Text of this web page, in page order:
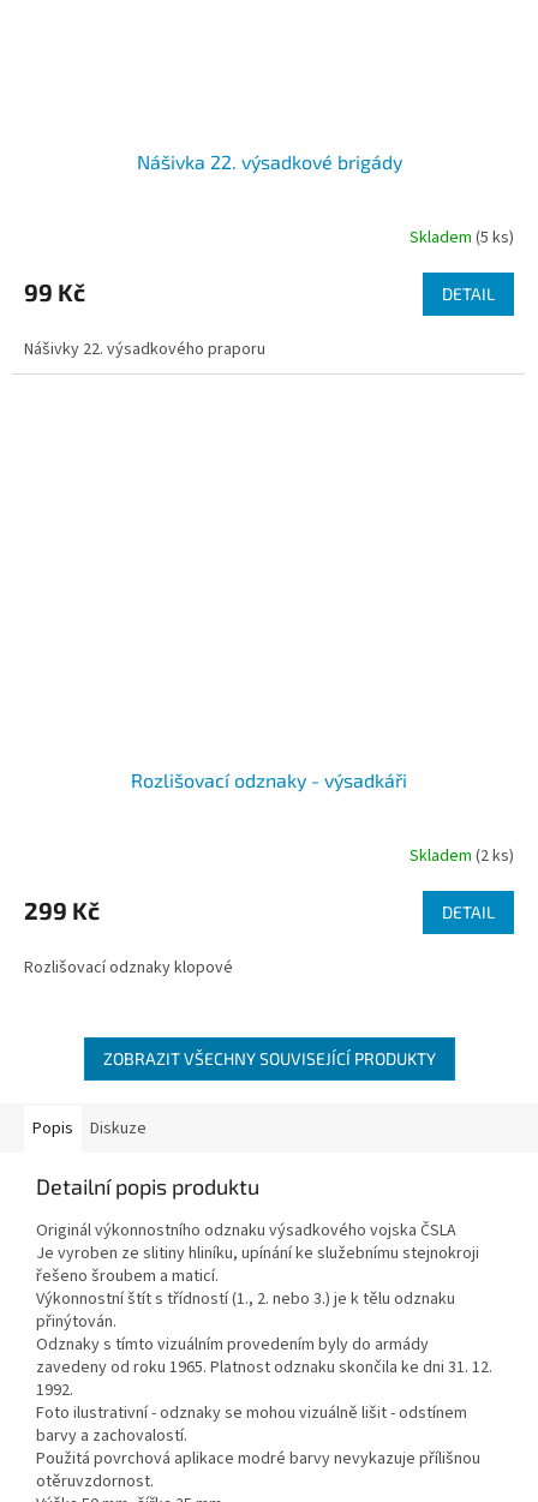
Nášivka 22. výsadkové brigády
Skladem (5 ks)
99 Kč DETAIL
Nášivky 22. výsadkového praporu
Rozlišovací odznaky - výsadkáři
Skladem (2 ks)
299 Kč DETAIL
Rozlišovací odznaky klopové
ZOBRAZIT VŠECHNY SOUVISEJÍCÍ PRODUKTY
Popis Diskuze
Detailní popis produktu
Originál výkonnostního odznaku výsadkového vojska ČSLA
Je vyroben ze slitiny hliníku, upínání ke služebnímu stejnokroji
řešeno šroubem a maticí.
Výkonnostní štít s třídností (1., 2. nebo 3.) je k tělu odznaku
přinýtován.
Odznaky s tímto vizuálním provedením byly do armády
zavedeny od roku 1965. Platnost odznaku skončila ke dni 31. 12.
1992.
Foto ilustrativní - odznaky se mohou vizuálně lišit - odstínem
barvy a zachovalostí.
Použitá povrchová aplikace modré barvy nevykazuje přílišnou
otěruvzdornost.